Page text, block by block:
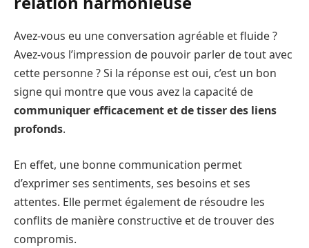
Avez-vous eu une conversation agréable et fluide ?
Avez-vous l’impression de pouvoir parler de tout avec
cette personne ? Si la réponse est oui, c’est un bon
signe qui montre que vous avez la capacité de
communiquer efficacement et de tisser des liens
profonds.
En effet, une bonne communication permet
d’exprimer ses sentiments, ses besoins et ses
attentes. Elle permet également de résoudre les
conflits de manière constructive et de trouver des
compromis.